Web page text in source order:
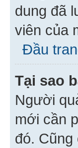
dung đã
viên của
Đầu
Tại sao
Người
mới cần
đó.